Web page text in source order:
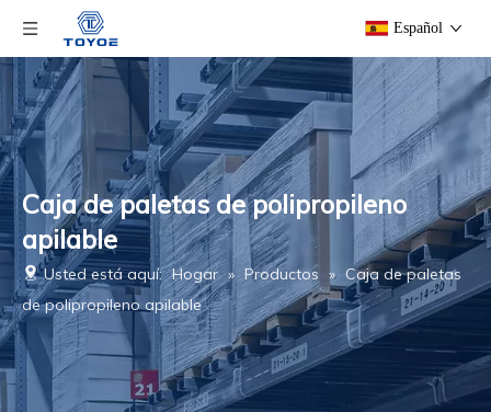
Español
Caja de paletas de polipropileno
apilable
Usted está aquí: Hogar » Productos » Caja de paletas
de polipropileno apilable